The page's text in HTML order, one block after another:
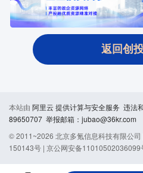
返回创
本站由 阿里云 提供计算与安全服务 违法
89650707 举报邮箱：jubao@36kr.com
© 2011~2026 北京多氪信息科技有限公司
150143号 | 京公网安备11010502036099